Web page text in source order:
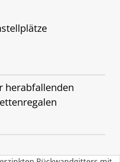
herabfallenden